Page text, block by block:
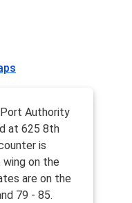
Authority
at 625 8th
is
on the
are on the
79 - 85.